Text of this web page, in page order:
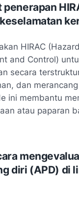
penerapan
HIRAC
and Control)
secara
dan
ini membantu
atau paparan
diri (APD) di